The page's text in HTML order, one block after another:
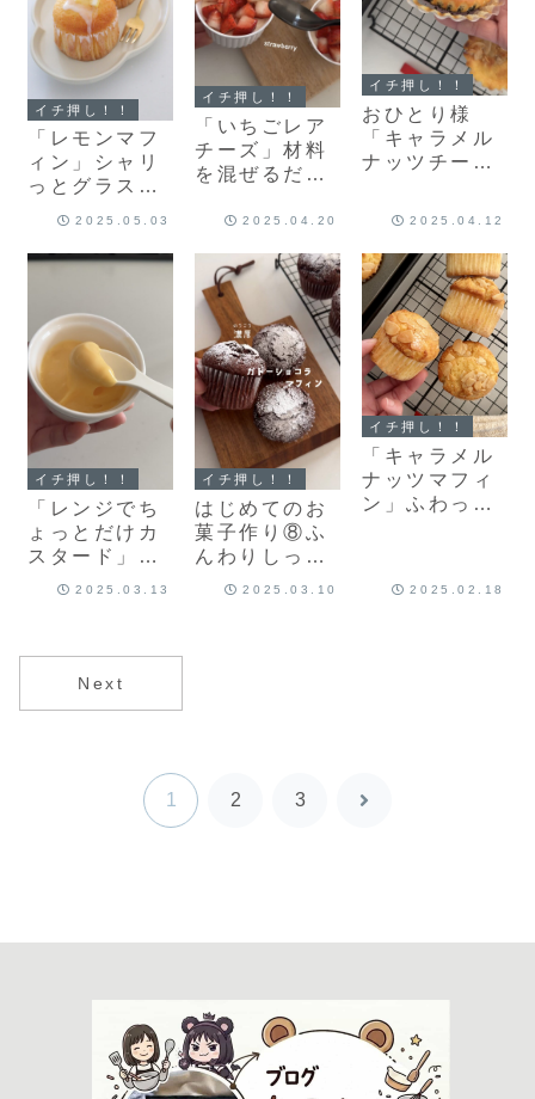
イチ押し！！
「レモンマフ
ィン」シャリ
っとグラスア
ローが爽やか
んわりしっと
よ！
2025.05.03
イチ押し！！
「いちごレア
チーズ」材料
を混ぜるだけ
♡ひんやり濃
のレシピだ
よ！
2025.04.20
イチ押し！！
おひとり様
「キャラメル
ナッツチーズ
ッツが香ばし
い♡ベイクド
チーズケーキ
のレシピだ
よ！
2025.04.12
イチ押し！！
「レンジでち
ょっとだけカ
スタード」電
子レンジで簡
タードクリー
ムのレシピだ
2025.03.13
イチ押し！！
はじめてのお
菓子作り⑧ふ
んわりしっと
りおいしいマ
2025.03.10
イチ押し！！
「キャラメル
ナッツマフィ
ン」ふわっと
簡単マフィン
2025.02.18
Next
1 2 3
次